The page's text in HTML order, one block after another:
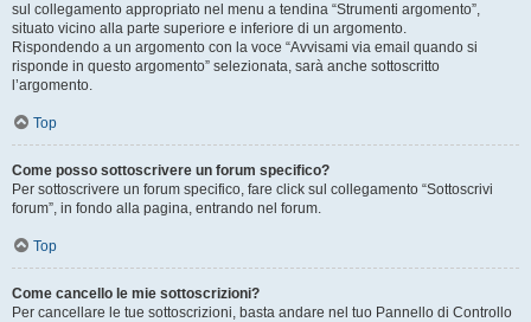
sul collegamento appropriato nel menu a tendina “Strumenti argomento”,
situato vicino alla parte superiore e inferiore di un argomento.
Rispondendo a un argomento con la voce “Avvisami via email quando si
risponde in questo argomento” selezionata, sarà anche sottoscritto
l’argomento.
Top
Come posso sottoscrivere un forum specifico?
Per sottoscrivere un forum specifico, fare click sul collegamento “Sottoscrivi
forum”, in fondo alla pagina, entrando nel forum.
Top
Come cancello le mie sottoscrizioni?
Per cancellare le tue sottoscrizioni, basta andare nel tuo Pannello di Controllo